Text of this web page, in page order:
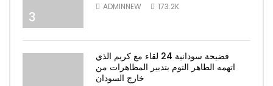
3
ADMINNEW 173.2K
فضيحة سودانية 24 لقاء مع كريم الذي
اتهمه الطاهر التوم بتدبير المظاهرات من
خارج السودان